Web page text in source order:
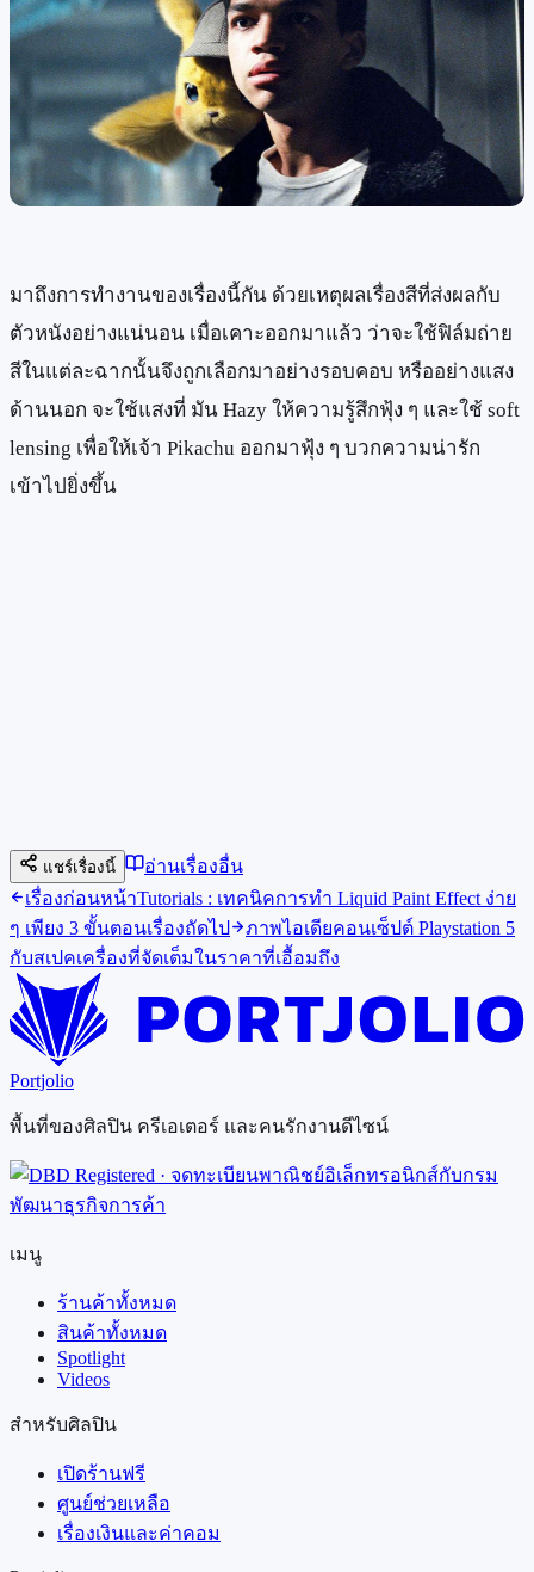
มาถึงการทำงานของเรื่องนี้กัน ด้วยเหตุผลเรื่องสีที่ส่งผลกับ
ตัวหนังอย่างแน่นอน เมื่อเคาะออกมาแล้ว ว่าจะใช้ฟิล์มถ่าย
สีในแต่ละฉากนั้นจึงถูกเลือกมาอย่างรอบคอบ หรืออย่างแสง
ด้านนอก จะใช้แสงที่ มัน Hazy ให้ความรู้สึกฟุ้ง ๆ และใช้ soft
lensing เพื่อให้เจ้า Pikachu ออกมาฟุ้ง ๆ บวกความน่ารัก
เข้าไปยิ่งขึ้น
แชร์เรื่องนี้
อ่านเรื่องอื่น
เรื่องก่อนหน้าTutorials : เทคนิคการทำ Liquid Paint Effect ง่าย
ๆ เพียง 3 ขั้นตอนเรื่องถัดไป
ภาพไอเดียคอนเซ็ปต์ Playstation 5
กับสเปคเครื่องที่จัดเต็มในราคาที่เอื้อมถึง
Portjolio
พื้นที่ของศิลปิน ครีเอเตอร์ และคนรักงานดีไซน์
เมนู
ร้านค้าทั้งหมด
สินค้าทั้งหมด
Spotlight
Videos
สำหรับศิลปิน
เปิดร้านฟรี
ศูนย์ช่วยเหลือ
เรื่องเงินและค่าคอม